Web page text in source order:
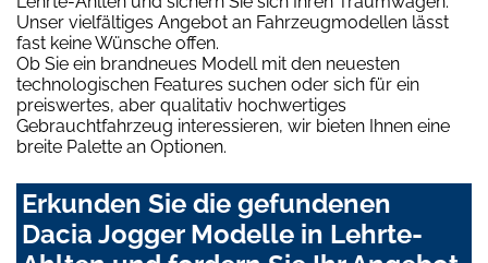
Unser vielfältiges Angebot an Fahrzeugmodellen lässt
fast keine Wünsche offen.
Ob Sie ein brandneues Modell mit den neuesten
technologischen Features suchen oder sich für ein
preiswertes, aber qualitativ hochwertiges
Gebrauchtfahrzeug interessieren, wir bieten Ihnen eine
breite Palette an Optionen.
Erkunden Sie die gefundenen
Dacia Jogger Modelle in Lehrte-